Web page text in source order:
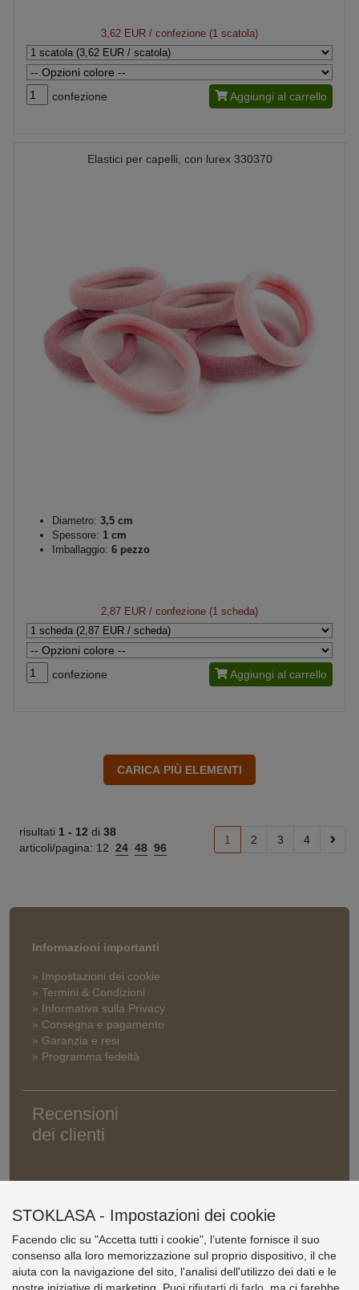
3,62 EUR / confezione (1 scatola)
confezione Aggiungi al carrello
Elastici per capelli, con lurex 330370
Diametro: 3,5 cm
Spessore: 1 cm
Imballaggio: 6 pezzo
2,87 EUR / confezione (1 scheda)
confezione Aggiungi al carrello
risultati 1 - 12 di 38
articoli/pagina: 12 24 48 96
1 2 3 4
Informazioni importanti
» Impostazioni dei cookie
» Termini & Condizioni
» Informativa sulla Privacy
» Consegna e pagamento
» Garanzia e resi
» Programma fedeltà
Recensioni
dei clienti
STOKLASA - Impostazioni dei cookie
Facendo clic su "Accetta tutti i cookie", l’utente fornisce il suo
consenso alla loro memorizzazione sul proprio dispositivo, il che
aiuta con la navigazione del sito, l'analisi dell'utilizzo dei dati e le